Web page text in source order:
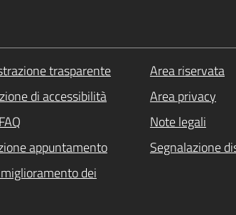
trasparente
Area riservata
di accessibilità
Area privacy
Note legali
appuntamento
Segnalazione
dei